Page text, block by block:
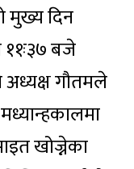
मुख्य दिन
११ः३७ बजे
अध्यक्ष गौतमले
खोज्नेका